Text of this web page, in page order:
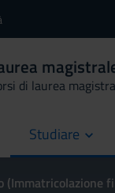
di laurea
Studiare
(Immatricolazione